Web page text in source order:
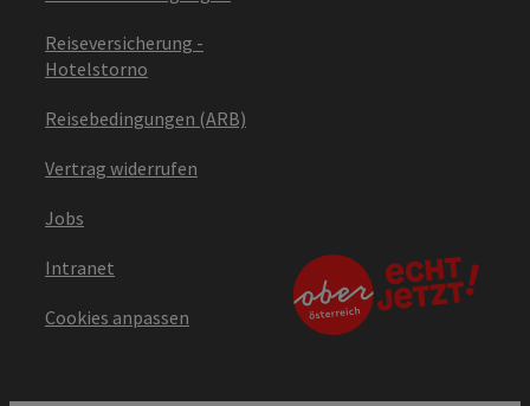
Reiseversicherung -
Hotelstorno
Reisebedingungen (ARB)
Vertrag widerrufen
Jobs
Intranet
Cookies anpassen